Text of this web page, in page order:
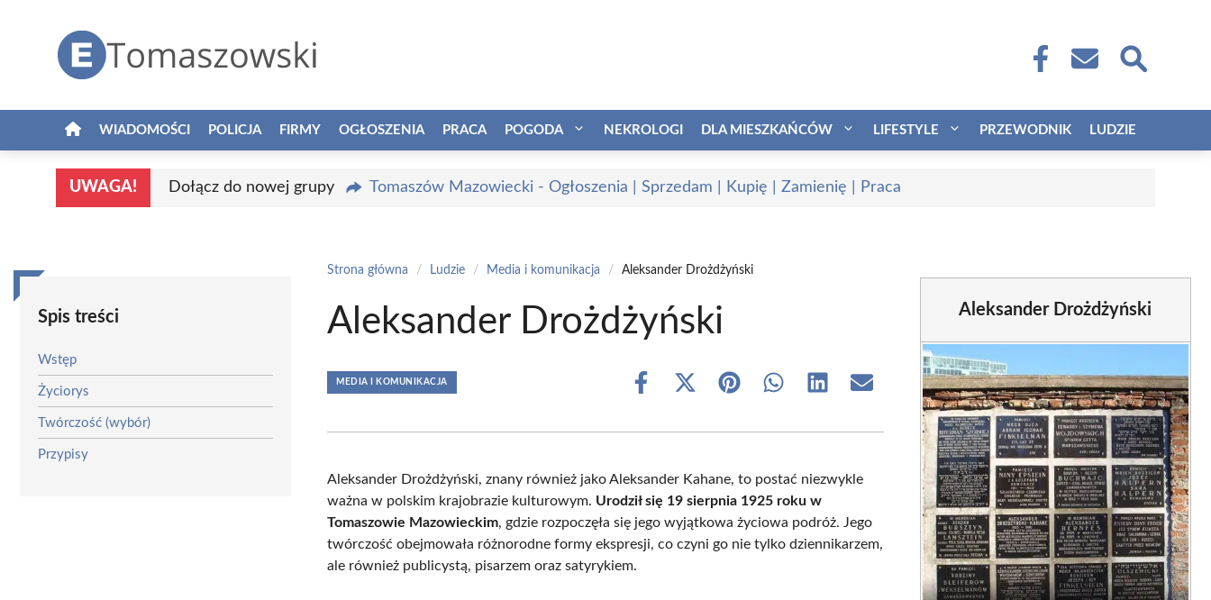
WIADOMOŚCI POLICJA FIRMY OGŁOSZENIA PRACA POGODA NEKROLOGI DLA MIESZKAŃCÓW LIFESTYLE PRZEWODNIK LUDZIE
UWAGA! Dołącz do nowej grupy Tomaszów Mazowiecki - Ogłoszenia | Sprzedam | Kupię | Zamienię | Praca
Spis treści
Wstęp
Życiorys
Twórczość (wybór)
Przypisy
Strona główna / Ludzie / Media i komunikacja / Aleksander Drożdżyński
Aleksander Drożdżyński
MEDIA I KOMUNIKACJA
Share
Share
(Twitter)
Share Share Share Share
Aleksander Drożdżyński, znany również jako Aleksander Kahane, to postać niezwykle
ważna w polskim krajobrazie kulturowym. Urodził się 19 sierpnia 1925 roku w
Tomaszowie Mazowieckim, gdzie rozpoczęła się jego wyjątkowa życiowa podróż. Jego
twórczość obejmowała różnorodne formy ekspresji, co czyni go nie tylko dziennikarzem,
ale również publicystą, pisarzem oraz satyrykiem.
Aleksander Drożdżyński